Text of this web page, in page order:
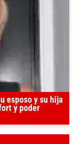
esposo y su hija
y poder